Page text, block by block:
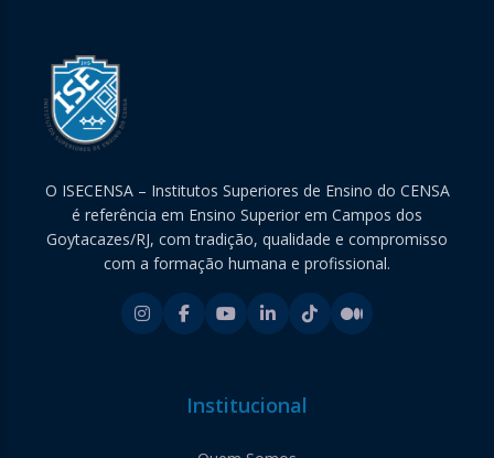
O ISECENSA – Institutos Superiores de Ensino do CENSA
é referência em Ensino Superior em Campos dos
Goytacazes/RJ, com tradição, qualidade e compromisso
com a formação humana e profissional.
Institucional